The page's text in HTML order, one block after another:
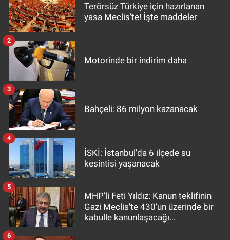
Terörsüz Türkiye için hazırlanan
yasa Meclis'te! İşte maddeler
Motorinde bir indirim daha
2
Bahçeli: 86 milyon kazanacak
3
İSKİ: İstanbul'da 6 ilçede su
kesintisi yaşanacak
4
MHP’li Feti Yıldız: Kanun teklifinin
Gazi Meclis'te 430’un üzerinde bir
kabulle kanunlaşacağı
5
6